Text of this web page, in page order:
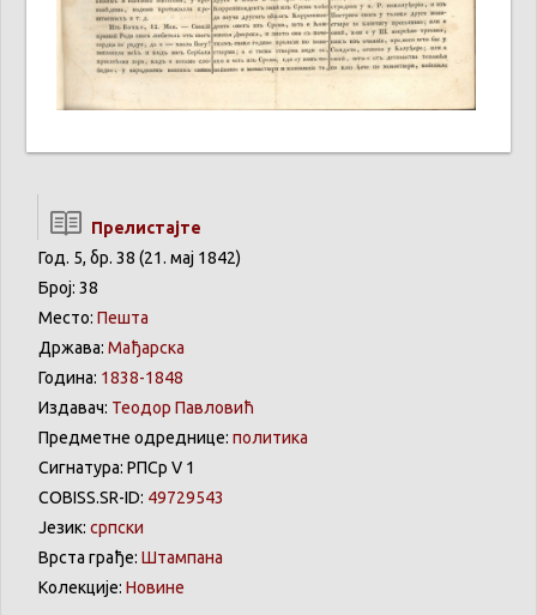
Прелистајте
Год. 5, бр. 38 (21. мај 1842)
Број: 38
Место: Пешта
Држава: Мађарска
Година: 1838-1848
Издавач: Теодор Павловић
Предметне одреднице: политика
Сигнатура: РПСр V 1
COBISS.SR-ID: 49729543
Језик: српски
Врста грађе: Штампана
Колекције: Новине